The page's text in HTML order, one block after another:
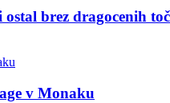
brez dragocenih
v Monaku